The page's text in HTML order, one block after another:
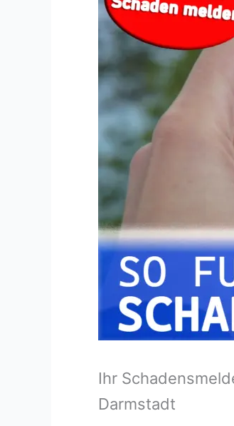
Ihr
Darmstadt